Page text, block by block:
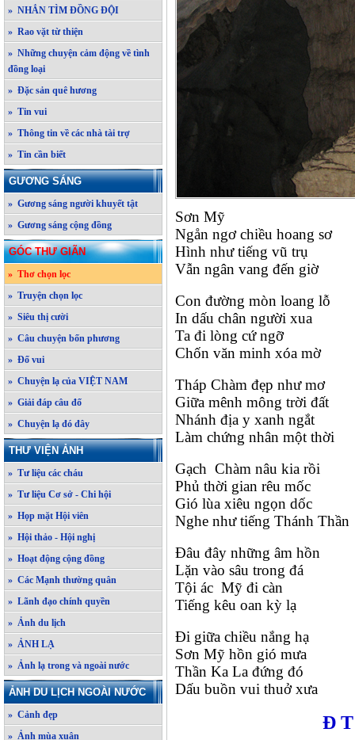
» NHẮN TÌM ĐỒNG ĐỘI
» Rao vặt từ thiện
» Những chuyện cảm động về tình
đồng loại
» Đặc sản quê hương
» Tin vui
» Thông tin về các nhà tài trợ
» Tin cần biết
GƯƠNG SÁNG
» Gương sáng người khuyết tật
» Gương sáng cộng đồng
GÓC THƯ GIÃN
» Thơ chọn lọc
» Truyện chọn lọc
» Siêu thị cười
» Câu chuyện bốn phương
» Đố vui
» Chuyện lạ của VIỆT NAM
» Giải đáp câu đố
» Chuyện lạ đó đây
THƯ VIỆN ẢNH
» Tư liệu các cháu
» Tư liệu Cơ sở - Chi hội
» Họp mặt Hội viên
» Hội thảo - Hội nghị
» Hoạt động cộng đồng
» Các Mạnh thường quân
» Lãnh đạo chính quyền
» Ảnh du lịch
» ẢNH LẠ
» Ảnh lạ trong và ngoài nước
ẢNH DU LỊCH NGOÀI NƯỚC
» Cảnh đẹp
» Ảnh mùa xuân
Sơn Mỹ
Ngån ngơ chiều hoang sơ
Hình như tiếng vũ trụ
Vẫn ngân vang đến giờ
Con đường mòn loang lỗ
In dấu chân người xua
Ta đi lòng cứ ngỡ
Chốn văn minh xóa mờ
Tháp Chàm đẹp như mơ
Giữa mênh mông trời đất
Nhánh địa y xanh ngắt
Làm chứng nhân một thời
Gạch Chàm nâu kia rồi
Phủ thời gian rêu mốc
Gió lùa xiêu ngọn dốc
Nghe như tiếng Thánh Thần
Đâu đây những âm hồn
Lặn vào sâu trong đá
Tội ác Mỹ đi càn
Tiếng kêu oan kỳ lạ
Đi giữa chiều nắng hạ
Sơn Mỹ hồn gió mưa
Thần Ka La đứng đó
Dấu buồn vui thuở xưa
Đ T